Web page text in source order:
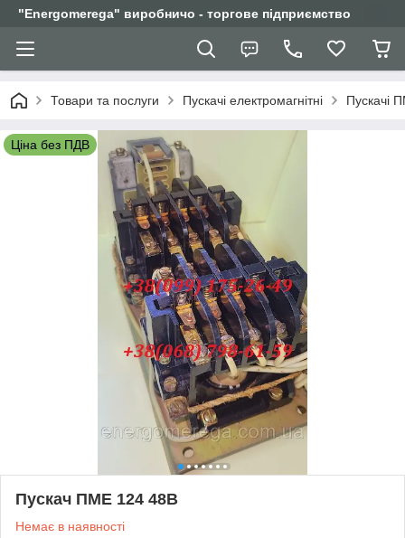
"Еnergomerega" виробничо - торгове підприємство
Товари та послуги Пускачі електромагнітні Пускачі
Ціна без ПДВ
Пускач ПМЕ 124 48В
Немає в наявності